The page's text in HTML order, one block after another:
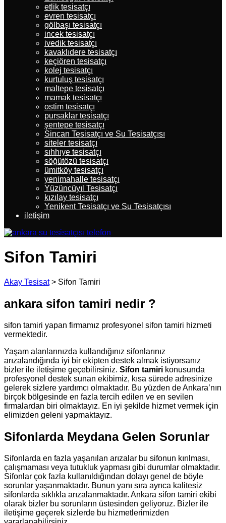
etlik tesisatçı
evren tesisatçı
gölbaşı tesisatçı
incek tesisatçı
ivedik tesisatçı
kavaklıdere tesisatçı
keçiören tesisatçı
kolej tesisatçı
kurtuluş tesisatçı
maltepe tesisatçı
mamak tesisatçı
ostim tesisatçı
pursaklar tesisatçı
şentepe tesisatçı
Sincan Tesisatçı ve Su Tesisatçısı
siteler tesisatçı
sıhhıye tesisatçı
söğütözü tesisatçı
ümitköy tesisatçı
yenimahalle tesisatçı
Yüzüncüyıl Tesisatçı
kızılay tesisatçı
Yenikent Tesisatçı ve Su Tesisatçısı
iletişim
Sifon Tamiri
Akay Tesisat> Sifon Tamiri
ankara sifon tamiri nedir ?
sifon tamiri yapan firmamız profesyonel sifon tamiri hizmeti
vermektedir.
Yaşam alanlarınızda kullandığınız sifonlarınız
arızalandığında iyi bir ekipten destek almak istiyorsanız
bizler ile iletişime geçebilirsiniz. Sifon tamiri konusunda
profesyonel destek sunan ekibimiz, kısa sürede adresinize
gelerek sizlere yardımcı olmaktadır. Bu yüzden de Ankara’nın
birçok bölgesinde en fazla tercih edilen ve en sevilen
firmalardan biri olmaktayız. En iyi şekilde hizmet vermek için
elimizden geleni yapmaktayız.
Sifonlarda Meydana Gelen Sorunlar
Sifonlarda en fazla yaşanılan arızalar bu sifonun kırılması,
çalışmaması veya tutukluk yapması gibi durumlar olmaktadır.
Sifonlar çok fazla kullanıldığından dolayı genel de böyle
sorunlar yaşanmaktadır. Bunun yanı sıra ayrıca kalitesiz
sifonlarda sıklıkla arızalanmaktadır. Ankara sifon tamiri ekibi
olarak bizler bu sorunların üstesinden geliyoruz. Bizler ile
iletişime geçerek sizlerde bu hizmetlerimizden